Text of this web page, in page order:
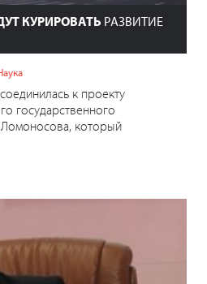
КУРИРОВАТЬ РАЗВИТИЕ
к проекту
государственного
который